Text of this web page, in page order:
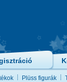
Plüss figurák